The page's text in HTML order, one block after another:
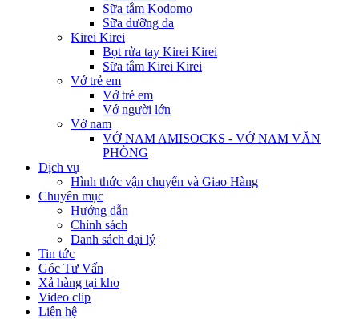
Sữa tắm Kodomo
Sữa dưỡng da
Kirei Kirei
Bọt rửa tay Kirei Kirei
Sữa tắm Kirei Kirei
Vớ trẻ em
Vớ trẻ em
Vớ người lớn
Vớ nam
VỚ NAM AMISOCKS - VỚ NAM VĂN
PHÒNG
Dịch vụ
Hình thức vận chuyển và Giao Hàng
Chuyên mục
Hướng dẫn
Chính sách
Danh sách đại lý
Tin tức
Góc Tư Vấn
Xả hàng tại kho
Video clip
Liên hệ